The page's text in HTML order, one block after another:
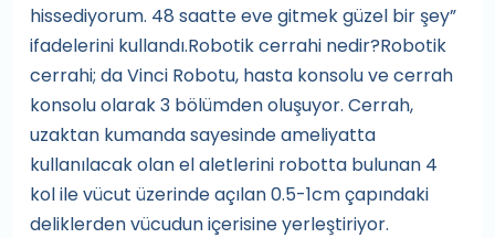
hissediyorum. 48 saatte eve gitmek güzel bir şey”
ifadelerini kullandı.Robotik cerrahi nedir?Robotik
cerrahi; da Vinci Robotu, hasta konsolu ve cerrah
konsolu olarak 3 bölümden oluşuyor. Cerrah,
uzaktan kumanda sayesinde ameliyatta
kullanılacak olan el aletlerini robotta bulunan 4
kol ile vücut üzerinde açılan 0.5-1cm çapındaki
deliklerden vücudun içerisine yerleştiriyor.